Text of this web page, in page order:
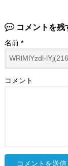
コメントを残
名前 *
コメント